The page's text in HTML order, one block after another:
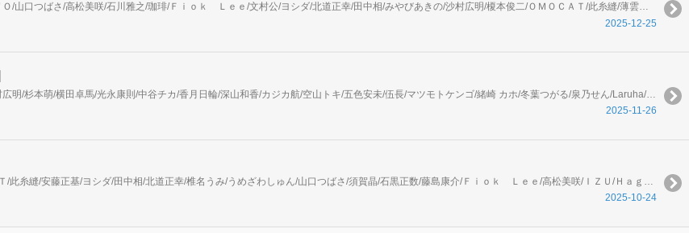
アフタヌーン編集部/うめざわしゅん/ゼリハン/谷口悟朗・ＢＮＦ・ＡＲＶＯ/山口つばさ/高松美咲/石川雅之/珈琲/Ｆｉｏｋ Ｌｅｅ/文村公/ヨシダ/北道正幸/田中相/みやびあきの/沙村広明/榎本俊二/ＯＭＯＣＡＴ/此糸縫/薄雲ねず/多崎礼/孳々/安藤正基/石黒正数/皆川亮二/金田あき/ＩＺＵ/Ｈａｇａｎｅ/原正人/藤島康介/須賀晶/草水敏/恵三朗/志羽よう/カラスヤサトシ
2025-12-25
弐瓶勉/ヤスダスズヒト/伏瀬/川上泰樹/園山ゆきの/小菊路よう/星野翼/沙村広明/杉本萌/横田卓馬/光永康則/中谷チカ/香月日輪/深山和香/カジカ航/空山トキ/五色安未/伍長/マツモトケンゴ/緒崎 カホ/冬葉つがる/泉乃せん/Laruha/友麻碧/藤丸豆ノ介/樋口彰彦/おしおしお/志水アキ/京極夏彦/田村半蔵/らむ味/空野七/有馬ろば
2025-11-26
アフタヌーン編集部/文村公/みやびあきの/石川雅之/金田あき/ＯＭＯＣＡＴ/此糸縫/安藤正基/ヨシダ/田中相/北道正幸/椎名うみ/うめざわしゅん/山口つばさ/須賀晶/石黒正数/藤島康介/Ｆｉｏｋ Ｌｅｅ/高松美咲/ＩＺＵ/Ｈａｇａｎｅ/原正人/皆川亮二/珈琲/嵐山のり/つるまいかだ/城戸志保/榎本俊二/まつだ ひかり/草水敏/恵三朗/沙村広明/ｙｕｉｃｃｏ/カラスヤサトシ
2025-10-24